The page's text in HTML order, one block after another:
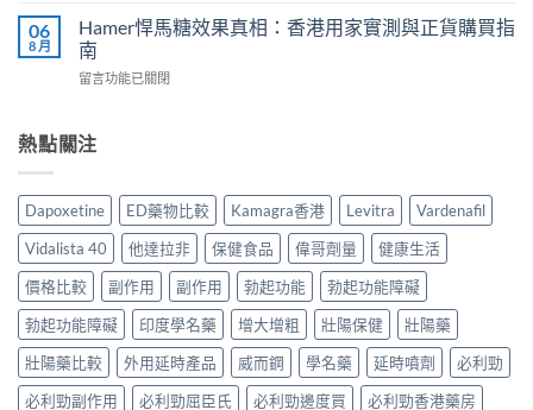
心
得
與
買
建
中
用
延
噴
購
與
正
貨
渠
道〉
中
介
2026
｜
香
款
男
士
保
健
品
真
實
比
較
與
利
士
副
作
哪
常
見
作
用
完
整
說
明
與
安
06
8 月
Hamer悍馬糖效果真相：香港用家實測與正貨購買指
南
在
馬
糖
果
真
相：
香
港
用
家
實
測
與
正
留言功能已關閉
熱點關注
Dapoxetine ED藥物比較 Kamagra香港 Levitra
Vardenafil
Vidalista 40
他達拉非 保健食品 偉哥劑量
健康生活
價格比較
副作用 副作用 勃起功能
勃起功能障礙
勃起功能障礙
印度學名藥 增大增粗 壯陽保健
壯陽藥
壯陽藥比較
外用延時產品 威而鋼 學名藥 延時噴劑
必利勁
必利勁副作用
必利勁屈臣氏 必利勁邊度買
必利勁香港藥房